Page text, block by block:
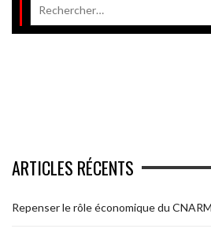
ARTICLES RÉCENTS
Repenser le rôle économique du CNARM